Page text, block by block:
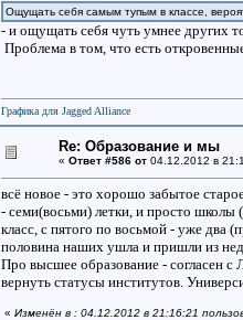
Ощущать себя самым тупым в классе,
- и ощущать себя чуть умнее других
Проблема в том, что есть
Графика для Jagged Alliance
Re: Образование и мы
« Ответ #586 от04.12.2012 в
всё новое - это хорошо забытое
- семи(восьми) летки, и просто школы
класс, с пятого по восьмой - уже два
половина наших ушла и пришли из
Про высшее образование - согласен с
вернуть статусы институтов.
« Изменён в : 04.12.2012 в 21:16:21